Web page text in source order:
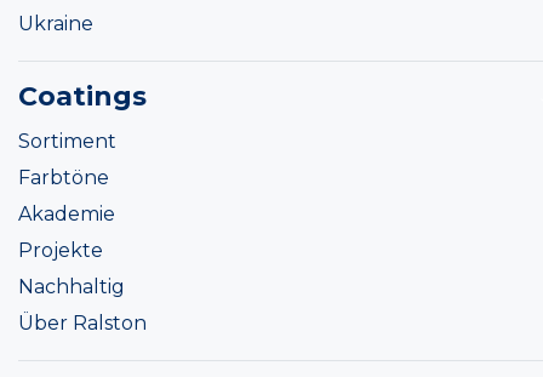
Ukraine
Coatings
Sortiment
Farbtöne
Akademie
Projekte
Nachhaltig
Über Ralston